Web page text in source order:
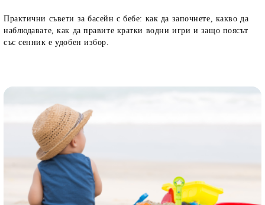
Практични съвети за басейн с бебе: как да започнете, какво да
наблюдавате, как да правите кратки водни игри и защо поясът
със сенник е удобен избор.